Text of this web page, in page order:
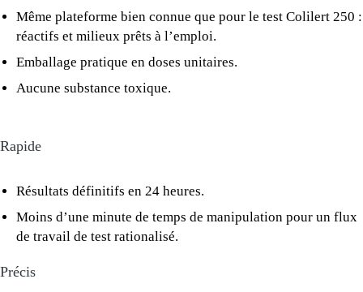
Même plateforme bien connue que pour le test Colilert 250 :
réactifs et milieux prêts à l’emploi.
Emballage pratique en doses unitaires.
Aucune substance toxique.
Rapide
Résultats définitifs en 24 heures.
Moins d’une minute de temps de manipulation pour un flux
de travail de test rationalisé.
Précis